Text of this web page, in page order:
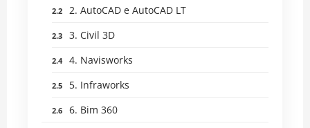
2. AutoCAD e AutoCAD LT
3. Civil 3D
4. Navisworks
5. Infraworks
6. Bim 360